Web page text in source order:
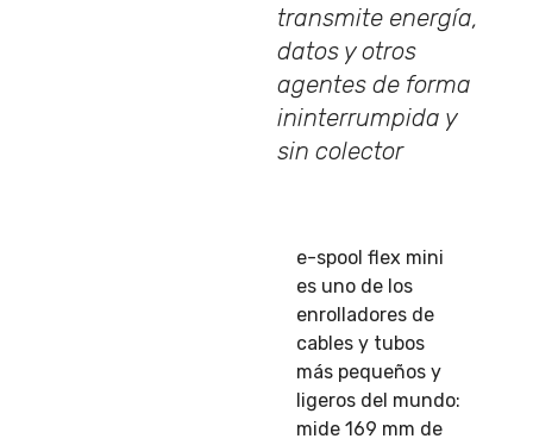
transmite energía,
datos y otros
agentes de forma
ininterrumpida y
sin colector
e-spool flex mini
es uno de los
enrolladores de
cables y tubos
más pequeños y
ligeros del mundo:
mide 169 mm de